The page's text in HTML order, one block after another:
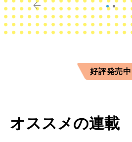
好評発売中
オススメの連載